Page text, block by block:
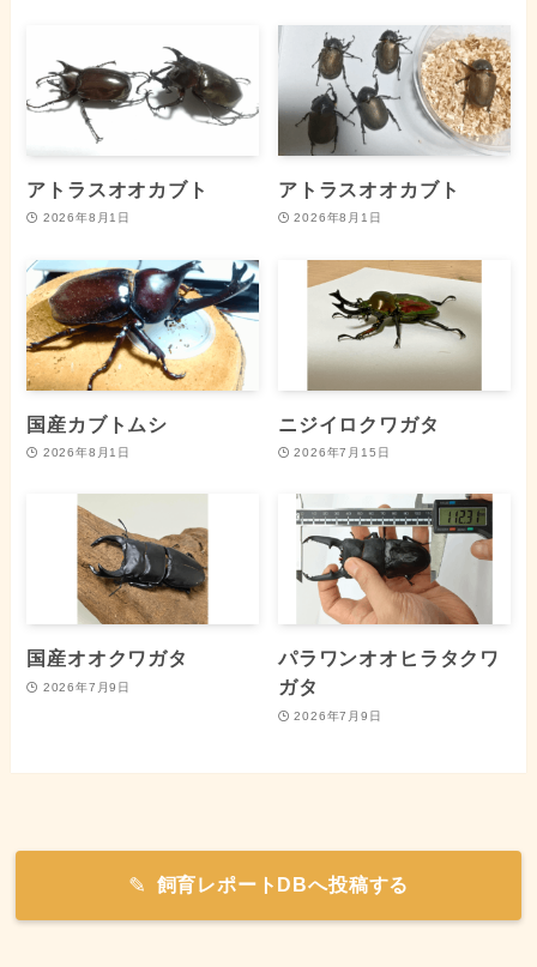
アトラスオオカブト
2026年8月1日
アトラスオオカブト
2026年8月1日
国産カブトムシ
2026年8月1日
ニジイロクワガタ
2026年7月15日
国産オオクワガタ
2026年7月9日
パラワンオオヒラタクワ
ガタ
2026年7月9日
飼育レポートDBへ投稿する